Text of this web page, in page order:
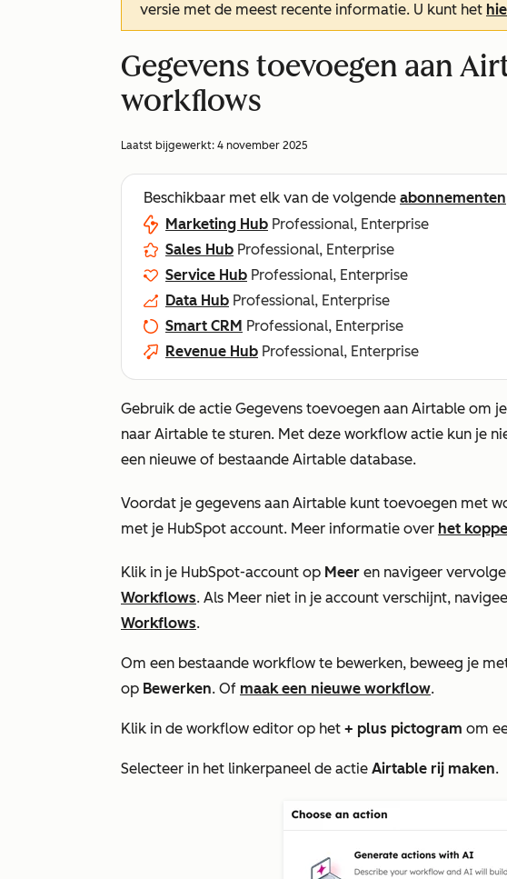
versie met de meest recente informatie. U kunt het
Gegevens toevoegen aan
workflows
Laatst bijgewerkt: 4 november 2025
Beschikbaar met elk van de volgende abonnementen
Marketing Hub Professional, Enterprise
Sales Hub Professional, Enterprise
Service Hub Professional, Enterprise
Data Hub Professional, Enterprise
Smart CRM Professional, Enterprise
Revenue Hub Professional, Enterprise
Gebruik de actie Gegevens toevoegen aan Airtable om
naar Airtable te sturen. Met deze workflow actie kun je
een nieuwe of bestaande Airtable database.
Voordat je gegevens aan Airtable kunt toevoegen met
met je HubSpot account. Meer informatie over het
Klik in je HubSpot-account op Meer en navigeer
Workflows. Als Meer niet in je account verschijnt,
Workflows.
Om een bestaande workflow te bewerken, beweeg je
op Bewerken. Of maak een nieuwe workflow.
Klik in de workflow editor op het + plus pictogram om
Selecteer in het linkerpaneel de actie Airtable rij maken.